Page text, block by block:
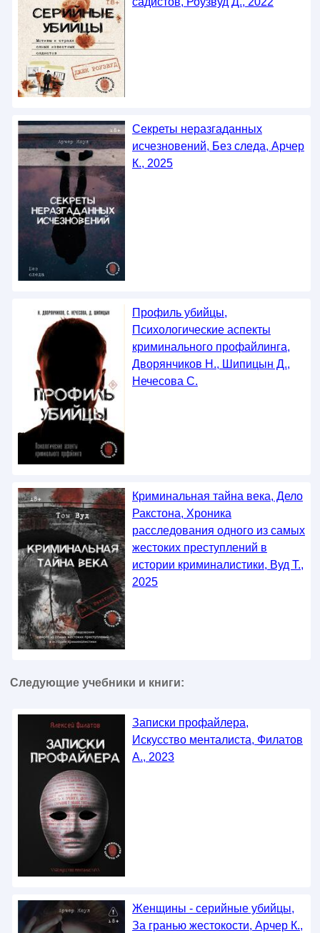
Секреты неразгаданных
исчезновений, Без следа, Арчер
К., 2025
Профиль убийцы,
Психологические аспекты
криминального профайлинга,
Дворянчиков Н., Шипицын Д.,
Нечесова С.
Криминальная тайна века, Дело
Ракстона, Хроника
расследования одного из самых
жестоких преступлений в
истории криминалистики, Вуд Т.,
2025
Следующие учебники и книги:
Записки профайлера,
Искусство менталиста, Филатов
А., 2023
Женщины - серийные убийцы,
За гранью жестокости, Арчер К.,